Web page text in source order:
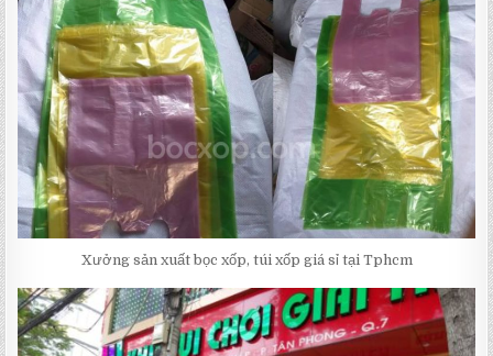
Xưởng sản xuất bọc xốp, túi xốp giá sỉ tại Tphcm